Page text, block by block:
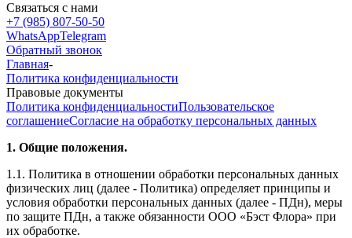
Связаться с нами
+7 (985) 807-50-50
WhatsAppTelegram
Обратный звонок
Главная-
Политика конфиденциальности
Правовые документы
Политика конфиденциальностиПользовательское
соглашениеСогласие на обработку персональных данных
1. Общие положения.
1.1. Политика в отношении обработки персональных данных
физических лиц (далее - Политика) определяет принципы и
условия обработки персональных данных (далее - ПДн), меры
по защите ПДн, а также обязанности ООО «Бэст Флора» при
их обработке.